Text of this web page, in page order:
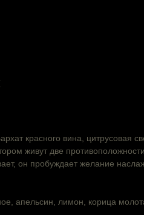
красного вина, цитрусовая
живут две
он пробуждает желание
апельсин, лимон, корица